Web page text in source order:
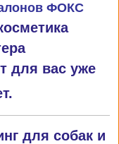
ФОКС
для вас уже
для собак и